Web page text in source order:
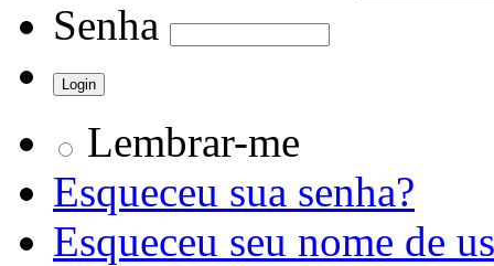
Senha
Lembrar-me
Esqueceu sua senha?
Esqueceu seu nome de